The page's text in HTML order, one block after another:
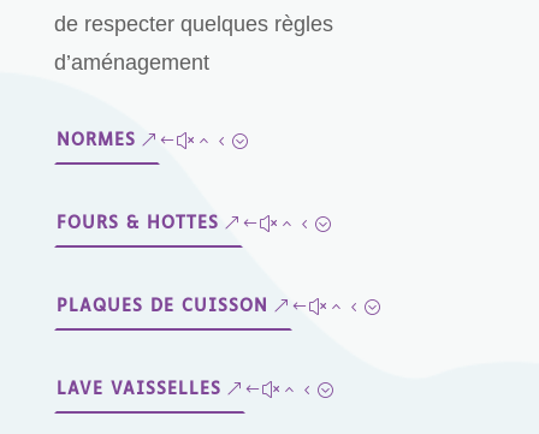
de respecter quelques règles
d’aménagement
NORMES
FOURS & HOTTES
PLAQUES DE CUISSON
LAVE VAISSELLES